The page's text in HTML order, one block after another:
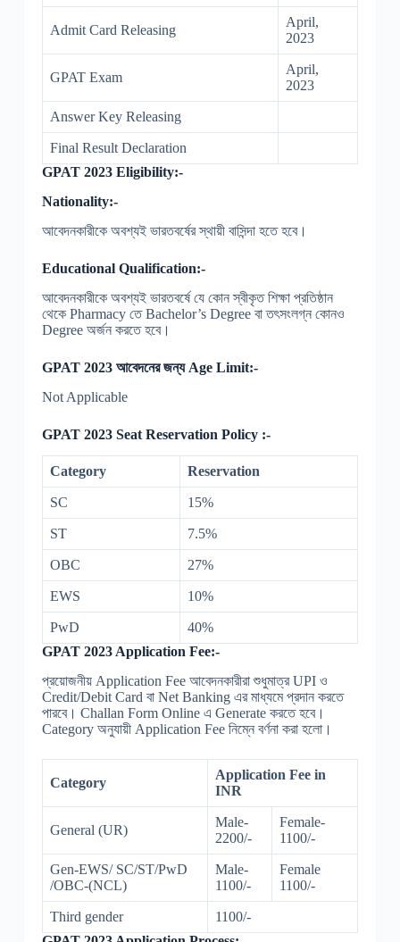
Admit Card Releasing
April,
2023
GPAT Exam
April,
2023
Answer Key Releasing
Final Result Declaration
GPAT 2023 Eligibility:-
Nationality:-
আবেদনকারীকে অবশ্যই ভারতবর্ষের স্থায়ী বাসিন্দা হতে হবে।
Educational Qualification:-
আবেদনকারীকে অবশ্যই ভারতবর্ষে যে কোন স্বীকৃত শিক্ষা প্রতিষ্ঠান
থেকে Pharmacy তে Bachelor’s Degree বা তৎসংলগ্ন কোনও
Degree অর্জন করতে হবে।
GPAT 2023 আবেদনের জন্য Age Limit:-
Not Applicable
GPAT 2023 Seat Reservation Policy :-
Category Reservation
SC 15%
ST 7.5%
OBC 27%
EWS 10%
PwD
40%
GPAT 2023 Application Fee:-
প্রয়োজনীয় Application Fee আবেদনকারীরা শুধুমাত্র UPI ও
Credit/Debit Card বা Net Banking এর মাধ্যমে প্রদান করতে
পারবে। Challan Form Online এ Generate করতে হবে।
Category অনুযায়ী Application Fee নিম্নে বর্ণনা করা হলো।
Category
Application Fee in
INR
General (UR)
Male-
2200/-
Female-
1100/-
Gen-EWS/ SC/ST/PwD
/OBC-(NCL)
Male-
1100/-
Female
1100/-
Third gender
1100/-